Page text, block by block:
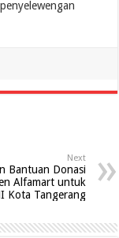
Next
Bantuan Donasi
Alfamart untuk
Kota Tangerang